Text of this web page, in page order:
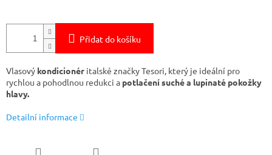
Přidat do košíku
Vlasový kondicionér italské značky Tesori, který je ideální pro
rychlou a pohodlnou redukci a potlačení suché a lupinaté pokožky
hlavy.
Detailní informace